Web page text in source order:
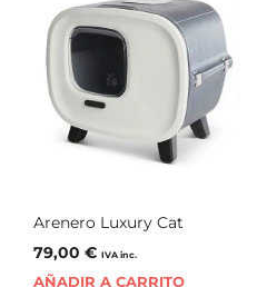
Arenero Luxury Cat
79,00 € IVA inc.
AÑADIR A CARRITO